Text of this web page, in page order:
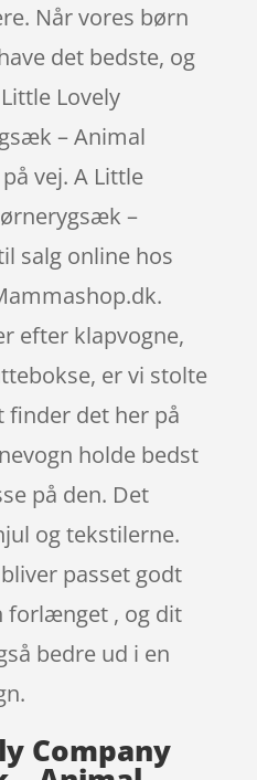
Når vores børn
det bedste, og
Lovely
– Animal
vej. A Little
–
salg online hos
efter klapvogne,
er vi stolte
finder det her på
holde bedst
på den. Det
og tekstilerne.
passet godt
forlænget , og dit
bedre ud i en
Company